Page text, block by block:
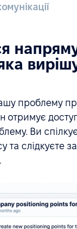
проблему
отримує
Ви
та слідкуєте